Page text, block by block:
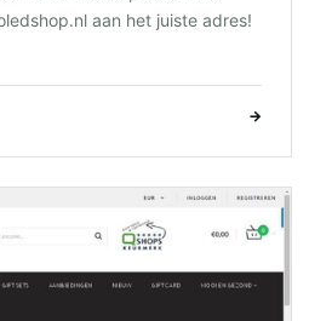
aan het juiste adres!
→